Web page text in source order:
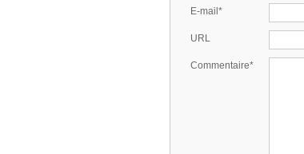
E-mail*
URL
Commentaire*